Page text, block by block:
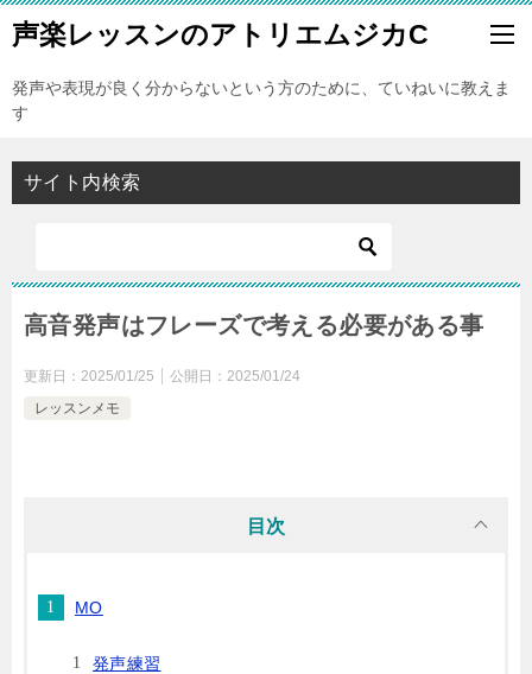
声楽レッスンのアトリエムジカC
発声や表現が良く分からないという方のために、ていねいに教えま
す
サイト内検索
高音発声はフレーズで考える必要がある事
更新日： 2025/01/25 公開日： 2025/01/24
レッスンメモ
目次
MO
発声練習